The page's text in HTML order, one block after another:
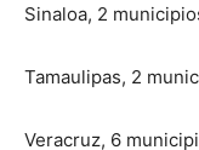
Sinaloa, 2
Tamaulipas, 2
Veracruz, 6